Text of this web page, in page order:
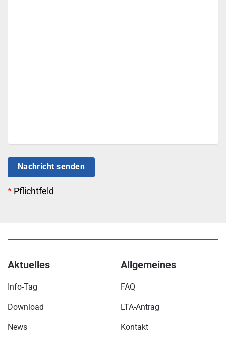
Nachricht senden
* Pflichtfeld
Aktuelles
Info-Tag
Download
News
Allgemeines
FAQ
LTA-Antrag
Kontakt